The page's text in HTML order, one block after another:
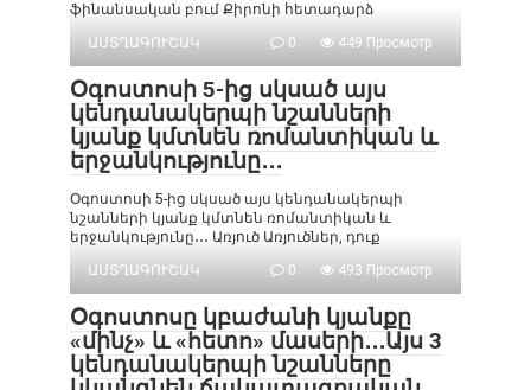
ֆինանսական բում Քիրոնի հետադարձ
ԱՍՏՂԱԳՈՒՇԱԿ
0 449 Просмотр
Օգոստոսի 5-ից սկսած այս
կենդանակերպի նշանների
կյանք կմտնեն ռոմանտիկան և
երջանկությունը․․․
Օգոստոսի 5-ից սկսած այս կենդանակերպի
նշանների կյանք կմտնեն ռոմանտիկան և
երջանկությունը․․․ Առյուծ Առյուծներ, դուք
ԱՍՏՂԱԳՈՒՇԱԿ
0 493 Просмотр
Օգոստոսը կբաժանի կյանքը
«մինչ» և «հետո» մասերի․․․Այս 3
կենդանակերպի նշանները